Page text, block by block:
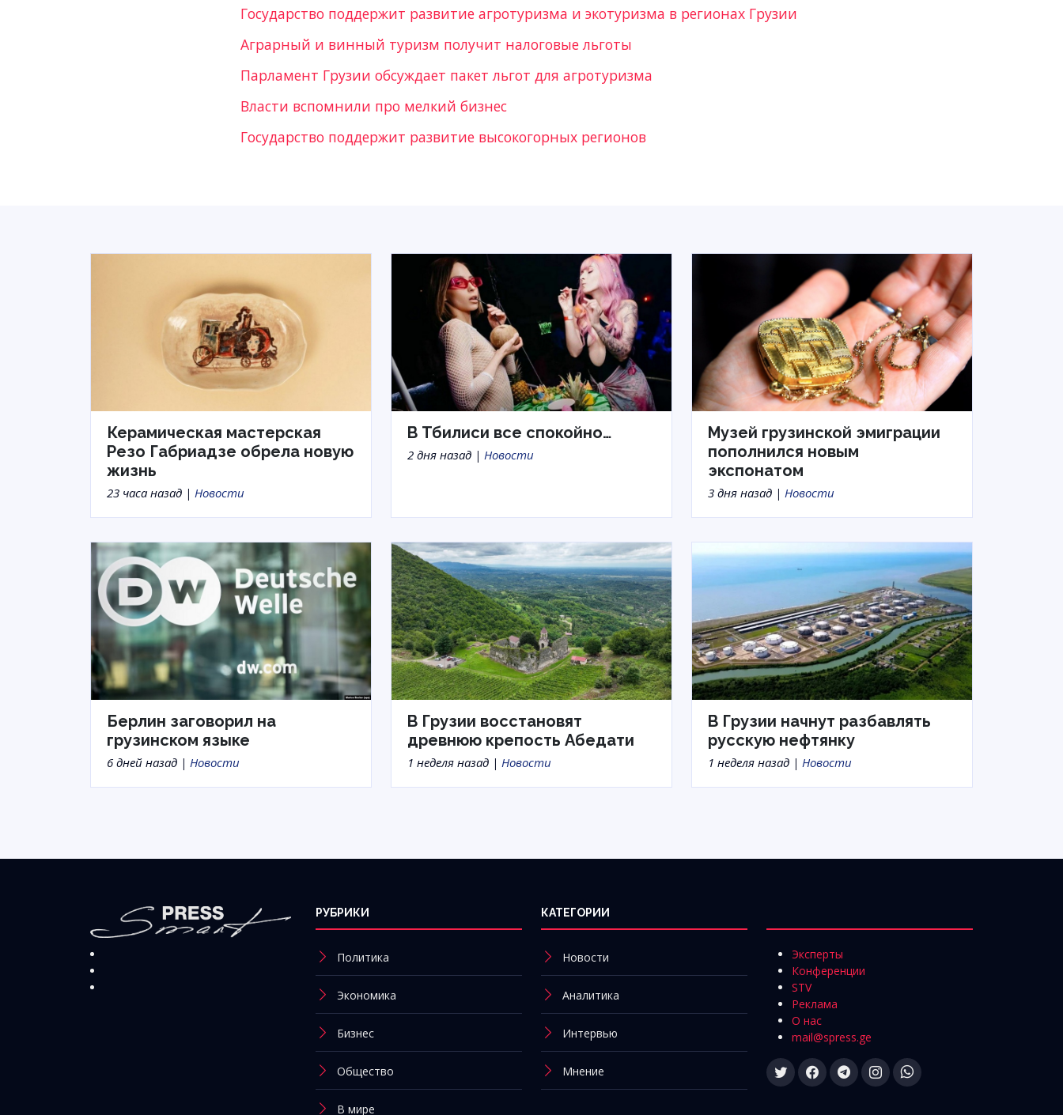
Государство поддержит развитие агротуризма и экотуризма в регионах Грузии
Аграрный и винный туризм получит налоговые льготы
Парламент Грузии обсуждает пакет льгот для агротуризма
Власти вспомнили про мелкий бизнес
Государство поддержит развитие высокогорных регионов
Керамическая мастерская
Резо Габриадзе обрела новую
жизнь
23 часа назад | Новости
В Тбилиси все спокойно…
2 дня назад | Новости
Музей грузинской эмиграции
пополнился новым
экспонатом
3 дня назад | Новости
Берлин заговорил на
грузинском языке
6 дней назад | Новости
В Грузии восстановят
древнюю крепость Абедати
1 неделя назад | Новости
В Грузии начнут разбавлять
русскую нефтянку
1 неделя назад | Новости
РУБРИКИ
Политика
Экономика
Бизнес
Общество
В мире
КАТЕГОРИИ
Новости
Аналитика
Интервью
Мнение
Эксперты
Конференции
STV
Реклама
О нас
mail@spress.ge